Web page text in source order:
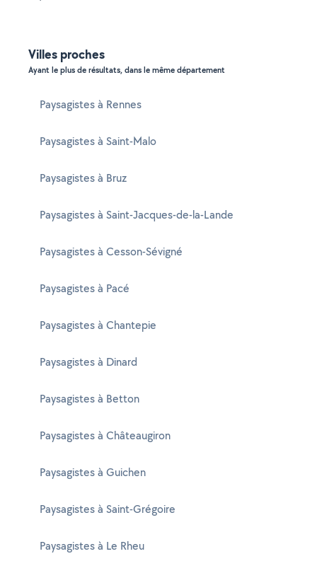
Villes proches
Ayant le plus de résultats, dans le même département
Paysagistes à Rennes
Paysagistes à Saint-Malo
Paysagistes à Bruz
Paysagistes à Saint-Jacques-de-la-Lande
Paysagistes à Cesson-Sévigné
Paysagistes à Pacé
Paysagistes à Chantepie
Paysagistes à Dinard
Paysagistes à Betton
Paysagistes à Châteaugiron
Paysagistes à Guichen
Paysagistes à Saint-Grégoire
Paysagistes à Le Rheu